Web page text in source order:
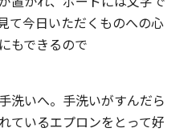
て今日いただくものへの心
もできるので
洗いへ。手洗いがすんだら
ているエプロンをとって好